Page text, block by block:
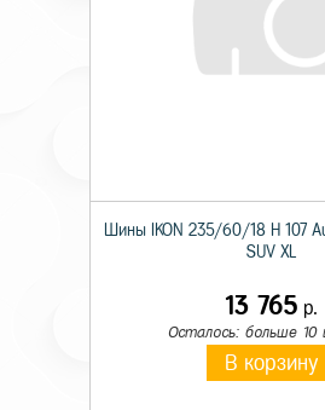
Шины IKON 235/60/18 H 107
SUV XL
13 765р.
Осталось: больше 10
В корзину